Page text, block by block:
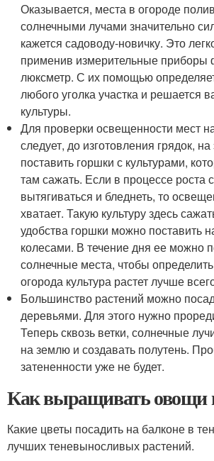
Оказывается, места в огороде
солнечными лучами значительно
кажется садоводу-новичку. Это
применив измерительные приборы
люксметр. С их помощью
любого уголка участка и решается
культуры.
Для проверки освещенности мест
следует, до изготовления грядок, на
поставить горшки с культурами,
там сажать. Если в процессе роста
вытягиваться и бледнеть, то
хватает. Такую культуру здесь
удобства горшки можно поставить
колесами. В течение дня ее можно
солнечные места, чтобы
огорода культура растет лучше
Большинство растений можно
деревьями. Для этого нужно
Теперь сквозь ветки, солнечные
на землю и создавать полутень.
затененности уже не будет.
Как выращивать овощи
Какие цветы посадить на балконе в
лучших теневыносливых растений.